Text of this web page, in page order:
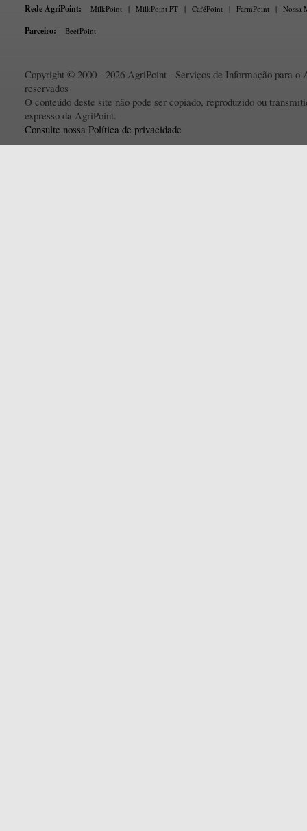
Rede AgriPoint: MilkPoint | MilkPoint PT | CaféPoint | FarmPoint | Nossa
Parceiro: BeefPoint
Copyright © 2000 - 2026 AgriPoint - Serviços de Informação para o
reservados
O conteúdo deste site não pode ser copiado, reproduzido ou
expresso da AgriPoint.
Consulte nossa Política de privacidade